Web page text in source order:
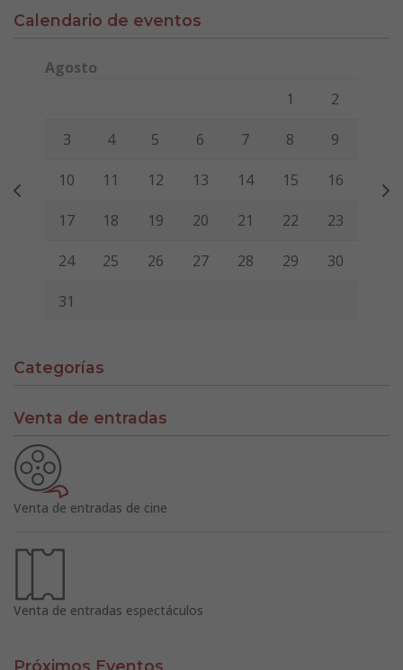
Calendario de eventos
Agosto
Viernes Sábado
1 2
3 4 5 6 7 8 9
10 11 12 13 14 15 16
17 18 19 20 21 22 23
24 25 26 27 28 29 30
31
Categorías
Venta de entradas
Venta de entradas de cine
Venta de entradas espectáculos